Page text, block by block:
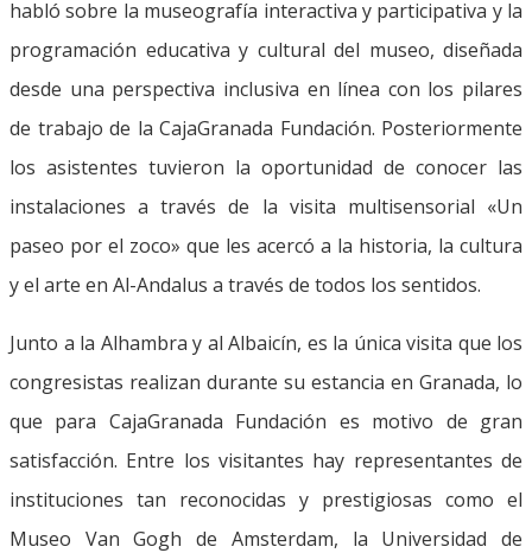
habló sobre la museografía interactiva y participativa y la
programación educativa y cultural del museo, diseñada
desde una perspectiva inclusiva en línea con los pilares
de trabajo de la CajaGranada Fundación. Posteriormente
los asistentes tuvieron la oportunidad de conocer las
instalaciones a través de la visita multisensorial «Un
paseo por el zoco» que les acercó a la historia, la cultura
y el arte en Al-Andalus a través de todos los sentidos.
Junto a la Alhambra y al Albaicín, es la única visita que los
congresistas realizan durante su estancia en Granada, lo
que para CajaGranada Fundación es motivo de gran
satisfacción. Entre los visitantes hay representantes de
instituciones tan reconocidas y prestigiosas como el
Museo Van Gogh de Amsterdam, la Universidad de